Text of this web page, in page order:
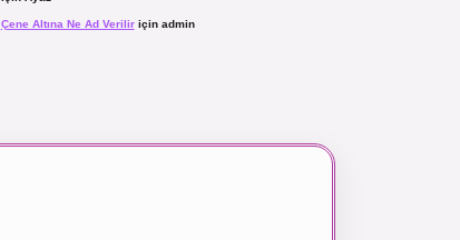
Çene Altına Ne Ad Veriliriçin admin